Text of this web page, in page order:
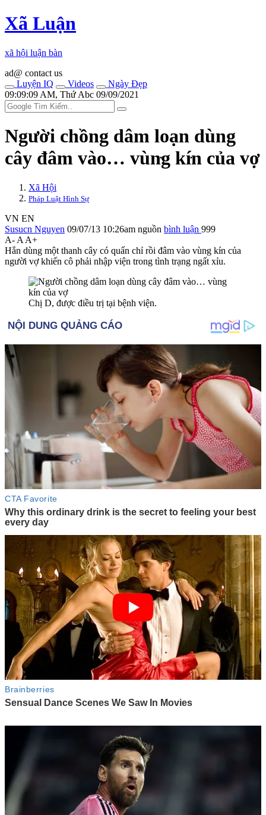
Xã Luận
xã hội luận bàn
ad@ contact us
Luyện IQ
Videos
Ngày Đẹp
09:09:09 AM, Thứ Abc 09/09/2021
Người chồng dâ‌m loạn dùng
cây đâm vào… vùn‌ּg kí‌ּn của vợ
Xã Hội
Pháp Luật Hình Sự
VN EN
Susucn Nguyen 09/07/13 10:26am nguồn bình luận 999
A- A A+
Hắn dùng một thanh cây có quấn chỉ rồi đâm vào vùn‌ּg kí‌ּn của
người vợ khiến cô phải nhập viện trong tình trạng ngất xỉu.
Chị D, được điều trị tại bệnh viện.